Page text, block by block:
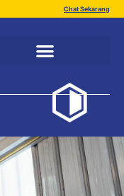
Chat Sekarang